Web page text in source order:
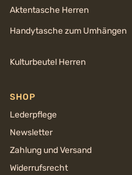
Aktentasche Herren
Handytasche zum Umhängen
Kulturbeutel Herren
SHOP
Lederpflege
Newsletter
Zahlung und Versand
Widerrufsrecht